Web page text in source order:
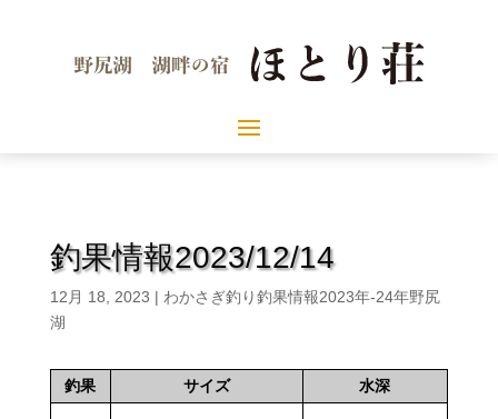
釣果情報2023/12/14
12月 18, 2023 | わかさぎ釣り釣果情報2023年-24年野尻
湖
釣果 サイズ 水深